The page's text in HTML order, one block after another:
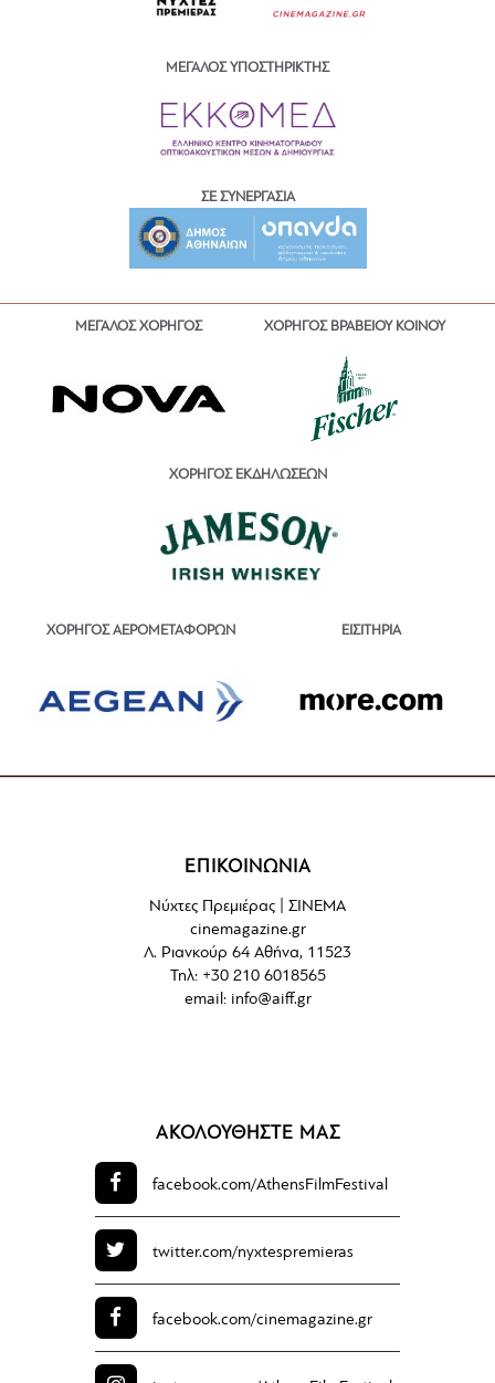
ΜΕΓΑΛΟΣ ΥΠΟΣΤΗΡΙΚΤΗΣ
ΣΕ ΣΥΝΕΡΓΑΣΙΑ
ΜΕΓΑΛΟΣ ΧΟΡΗΓΟΣ ΧΟΡΗΓΟΣ ΒΡΑΒΕΙΟΥ ΚΟΙΝΟΥ
ΧΟΡΗΓΟΣ ΕΚΔΗΛΩΣΕΩΝ
ΧΟΡΗΓΟΣ ΑΕΡΟΜΕΤΑΦΟΡΩΝ ΕΙΣΙΤΗΡΙΑ
ΕΠΙΚΟΙΝΩΝΙΑ
Νύχτες Πρεμιέρας | ΣΙΝΕΜΑ
cinemagazine.gr
Λ. Ριανκούρ 64 Αθήνα, 11523
Τηλ: +30 210 6018565
email: info@aiff.gr
ΑΚΟΛΟΥΘΗΣΤΕ ΜΑΣ
facebook.com/AthensFilmFestival
twitter.com/nyxtespremieras
facebook.com/cinemagazine.gr